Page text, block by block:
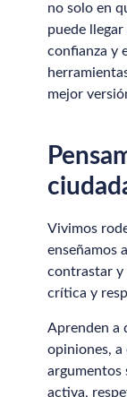
no solo en
puede llegar
confianza y
mejor
Vivimos
enseñamos
contrastar y
crítica y
Aprenden a
opiniones,
argumentos
activa,